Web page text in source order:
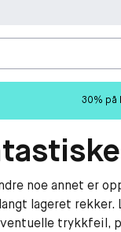
30% på
noe annet er
lageret rekker.
trykkfeil,